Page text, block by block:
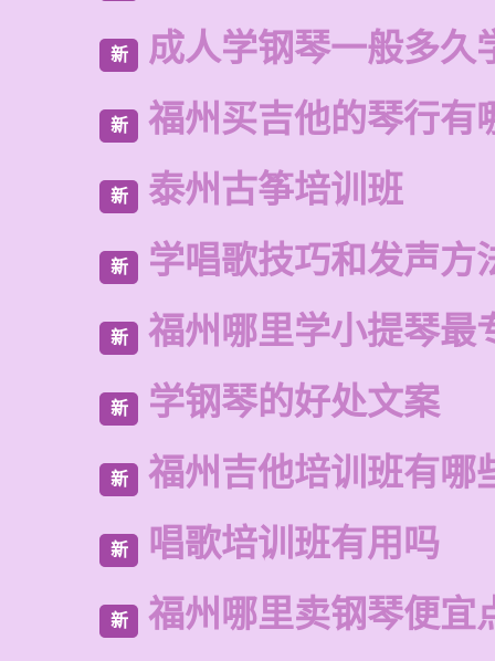
新 成人学钢琴一般多久
新 福州买吉他的琴行有
新 泰州古筝培训班
新 学唱歌技巧和发声方
新 福州哪里学小提琴最
新 学钢琴的好处文案
新 福州吉他培训班有哪
新 唱歌培训班有用吗
新 福州哪里卖钢琴便宜